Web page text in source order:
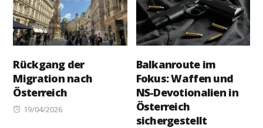
Rückgang der
Migration nach
Österreich
Posted
19/04/2026
Balkanroute im
Fokus: Waffen und
NS-Devotionalien in
Österreich
sichergestellt